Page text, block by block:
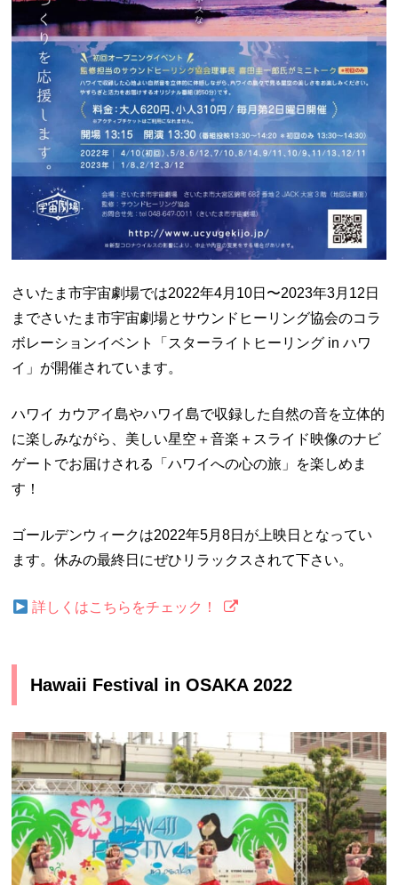
さいたま市宇宙劇場では2022年4月10日〜2023年3月12日
までさいたま市宇宙劇場とサウンドヒーリング協会のコラ
ボレーションイベント「スターライトヒーリング in ハワ
イ」が開催されています。
ハワイ カウアイ島やハワイ島で収録した自然の音を立体的
に楽しみながら、美しい星空＋音楽＋スライド映像のナビ
ゲートでお届けされる「ハワイへの心の旅」を楽しめま
す！
ゴールデンウィークは2022年5月8日が上映日となってい
ます。休みの最終日にぜひリラックスされて下さい。
詳しくはこちらをチェック！
Hawaii Festival in OSAKA 2022